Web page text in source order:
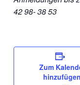
42 98- 38 53
Zum
hinzufügen